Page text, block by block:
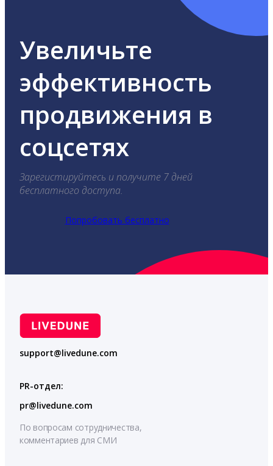
Увеличьте
эффективность
продвижения в
соцсетях
Зарегистируйтесь и получите 7 дней
бесплатного доступа.
Попробовать бесплатно
support@livedune.com
PR-отдел:
pr@livedune.com
По вопросам сотрудничества,
комментариев для СМИ